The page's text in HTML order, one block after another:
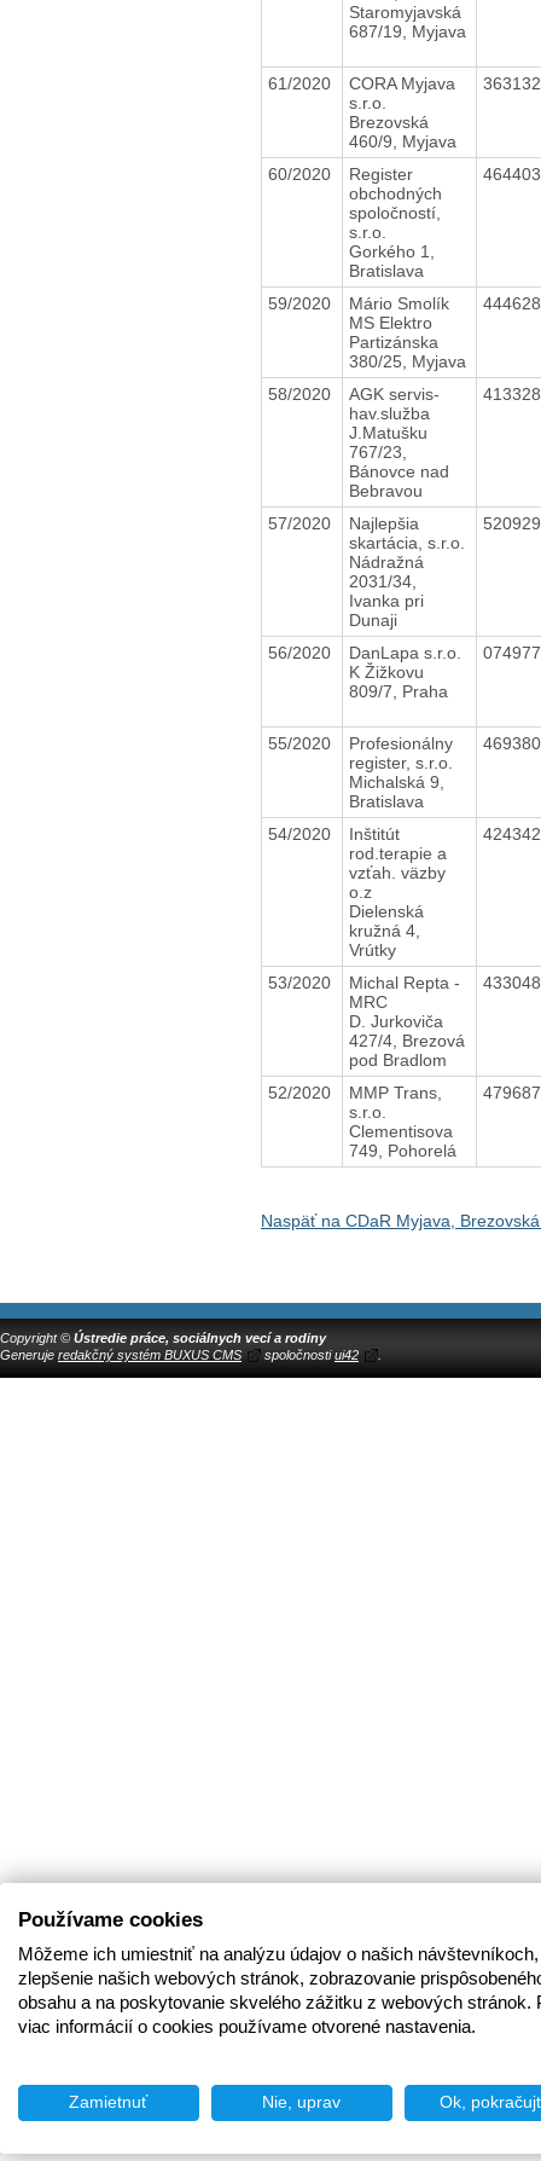
Staromyjavská
687/19, Myjava
61/2020
CORA Myjava
s.r.o.
Brezovská
460/9, Myjava
60/2020
Register
obchodných
spoločností,
s.r.o.
Gorkého 1,
Bratislava
59/2020
Mário Smolík
MS Elektro
Partizánska
380/25, Myjava
58/2020
AGK servis-
hav.služba
J.Matušku
767/23,
Bánovce nad
Bebravou
57/2020
Najlepšia
skartácia, s.r.o.
Nádražná
2031/34,
Ivanka pri
Dunaji
56/2020
DanLapa s.r.o.
K Žižkovu
809/7, Praha
55/2020
Profesionálny
register, s.r.o.
Michalská 9,
Bratislava
54/2020
Inštitút
rod.terapie a
vzťah. väzby
o.z
Dielenská
kružná 4,
Vrútky
53/2020
Michal Repta -
MRC
D. Jurkoviča
427/4, Brezová
pod Bradlom
52/2020
MMP Trans,
s.r.o.
Clementisova
749, Pohorelá
Naspäť na CDaR Myjava,
Copyright © Ústredie práce, sociálnych vecí a rodiny
Generuje redakčný systém BUXUS CMS spoločnostiui42
Používame cookies
Môžeme ich umiestniť na analýzu údajov o našich
zlepšenie našich webových stránok, zobrazovanie
obsahu a na poskytovanie skvelého zážitku z webových stránok.
viac informácií o cookies používame otvorené nastavenia.
Zamietnuť Nie, uprav Ok,